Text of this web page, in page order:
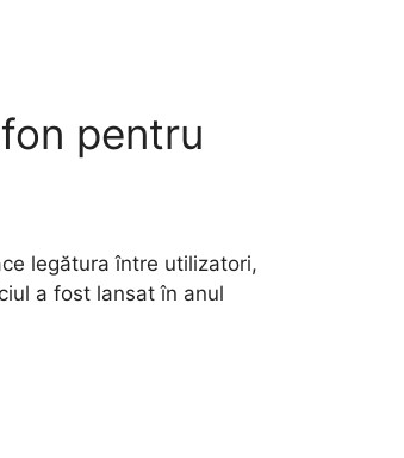
pentru
legătura între utilizatori,
a fost lansat în anul